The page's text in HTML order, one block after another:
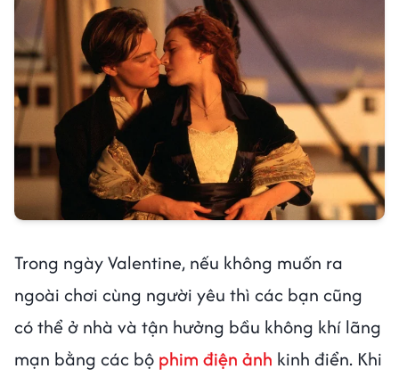
Trong ngày Valentine, nếu không muốn ra
ngoài chơi cùng người yêu thì các bạn cũng
có thể ở nhà và tận hưởng bầu không khí lãng
mạn bằng các bộ phim điện ảnh kinh điển. Khi